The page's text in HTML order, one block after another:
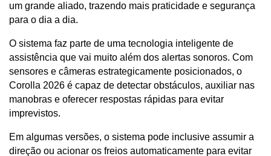
um grande aliado, trazendo mais praticidade e segurança
para o dia a dia.
O sistema faz parte de uma tecnologia inteligente de
assistência que vai muito além dos alertas sonoros. Com
sensores e câmeras estrategicamente posicionados, o
Corolla 2026 é capaz de detectar obstáculos, auxiliar nas
manobras e oferecer respostas rápidas para evitar
imprevistos.
Em algumas versões, o sistema pode inclusive assumir a
direção ou acionar os freios automaticamente para evitar